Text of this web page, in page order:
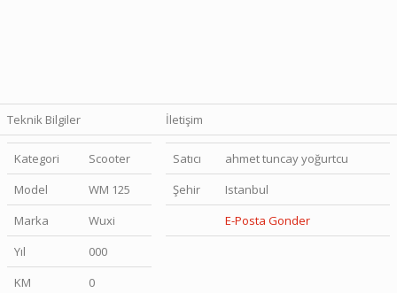
Teknik Bilgiler İletişim
Kategori
Scooter
Model
WM 125
Marka
Wuxi
Yıl
000
KM
0
Satıcı
ahmet tuncay yoğurtcu
Şehir
Istanbul
E-Posta Gonder